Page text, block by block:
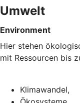
Umwelt
Environment
Hier stehen
mit Ressourcen bis
Klimawandel,